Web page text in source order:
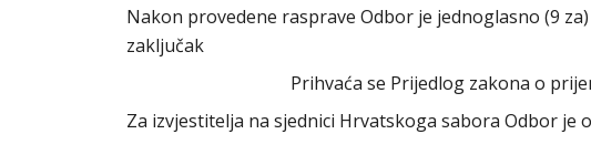
Nakon provedene rasprave Odbor je jednoglasno (9
zaključak
Prihvaća se Prijedlog zakona o
Za izvjestitelja na sjednici Hrvatskoga sabora Odbor je